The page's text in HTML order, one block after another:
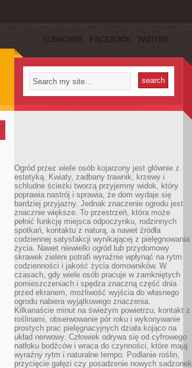
SUBSCRIBE FACEBOOK TWITTER
Ogród przez wiele osób kojarzony jest głównie z
estetyką. Kwiaty, zadbany trawnik, krzewy i
schludne ścieżki tworzą przyjemny widok, który
poprawia nastrój i sprawia, że dom wydaje się
bardziej przyjazny. Jednak znaczenie ogrodu jest
znacznie większe. To przestrzeń, która może
pełnić funkcję miejsca odpoczynku, rodzinnych
spotkań, kontaktu z naturą, a nawet źródła
codziennej satysfakcji wynikającej z pielęgnowania
życia. Nawet niewielki ogród lub przydomowy
skrawek zieleni potrafi wyraźnie wpłynąć na rytm
codzienności i jakość życia domowników. W
czasach, gdy wiele osób pracuje w zamkniętych
pomieszczeniach i spędza znaczną część dnia
przed ekranem, możliwość wyjścia do własnego
ogrodu nabiera wyjątkowego znaczenia.
Kilkanaście minut na świeżym powietrzu, kontakt z
roślinami, obserwowanie pór roku i wykonywanie
prostych prac pielęgnacyjnych działa kojąco na
układ nerwowy. Człowiek odrywa się od cyfrowego
natłoku bodźców i wraca do czynności, które mają
wyraźny rytm i naturalne tempo. Podlanie roślin,
przycięcie gałęzi czy posadzenie nowych sadzonek